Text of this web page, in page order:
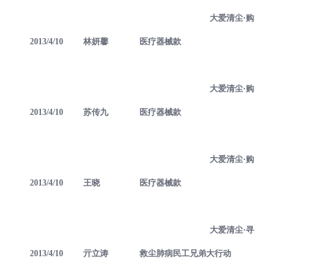
2013/4/10 林妍馨
大爱清尘·购
医疗器械款
2013/4/10 苏传九
大爱清尘·购
医疗器械款
2013/4/10 王晓
大爱清尘·购
医疗器械款
2013/4/10 亓立涛
大爱清尘·寻
救尘肺病民工兄弟大行动